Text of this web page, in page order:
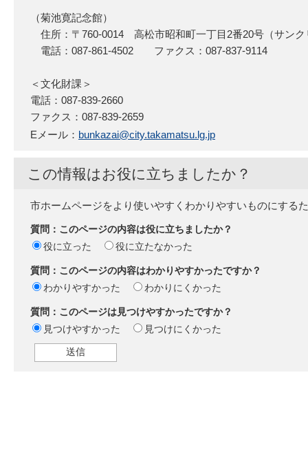
（菊池寛記念館）
住所：〒760-0014 高松市昭和町一丁目2番20号（サンク
電話：087-861-4502 ファクス：087-837-9114
＜文化財課＞
電話：087-839-2660
ファクス：087-839-2659
Eメール： bunkazai@city.takamatsu.lg.jp
この情報はお役に立ちましたか？
市ホームページをより使いやすくわかりやすいものにする
質問：このページの内容は役に立ちましたか？
役に立った
役に立たなかった
質問：このページの内容はわかりやすかったですか？
わかりやすかった
わかりにくかった
質問：このページは見つけやすかったですか？
見つけやすかった
見つけにくかった